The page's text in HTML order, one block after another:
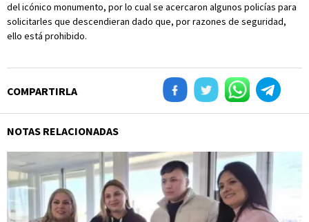
del icónico monumento, por lo cual se acercaron algunos policías para
solicitarles que descendieran dado que, por razones de seguridad,
ello está prohibido.
COMPARTIRLA
NOTAS RELACIONADAS